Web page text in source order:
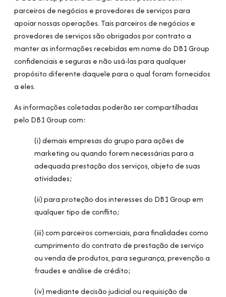
parceiros de negócios e provedores de serviços para
apoiar nossas operações. Tais parceiros de negócios e
provedores de serviços são obrigados por contrato a
manter as informações recebidas em nome do DB1 Group
confidenciais e seguras e não usá-las para qualquer
propósito diferente daquele para o qual foram fornecidos
a eles.
As informações coletadas poderão ser compartilhadas
pelo DB1 Group com:
(i) demais empresas do grupo para ações de
marketing ou quando forem necessárias para a
adequada prestação dos serviços, objeto de suas
atividades;
(ii) para proteção dos interesses do DB1 Group em
qualquer tipo de conflito;
(iii) com parceiros comerciais, para finalidades como
cumprimento do contrato de prestação de serviço
ou venda de produtos, para segurança, prevenção a
fraudes e análise de crédito;
(iv) mediante decisão judicial ou requisição de